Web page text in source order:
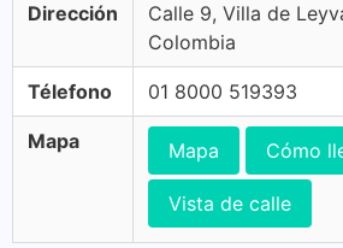
Dirección
Calle 9, Villa de
Colombia
Télefono 01 8000 519393
Mapa Mapa Cómo
Vista de calle